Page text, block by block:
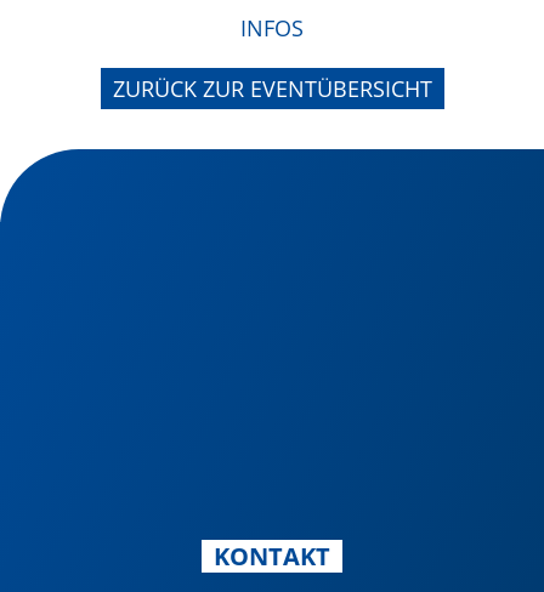
INFOS
ZURÜCK ZUR EVENTÜBERSICHT
KONTAKT